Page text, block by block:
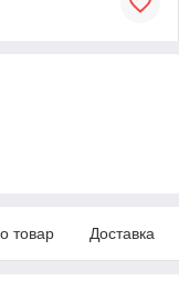
товар Доставка